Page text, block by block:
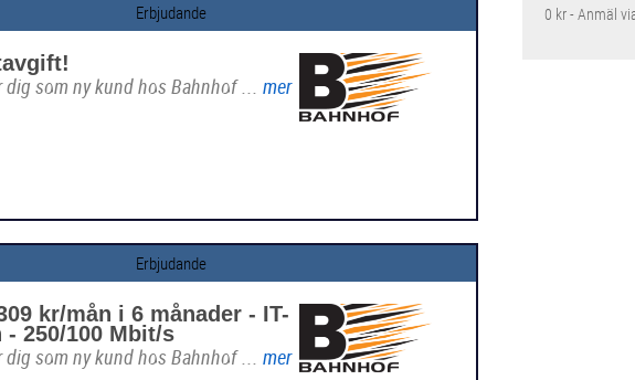
Erbjudande
som ny kund hos Bahnhof ... mer
Erbjudande
kr/mån i 6 månader - IT-
250/100 Mbit/s
som ny kund hos Bahnhof ... mer
0 kr - Anmäl